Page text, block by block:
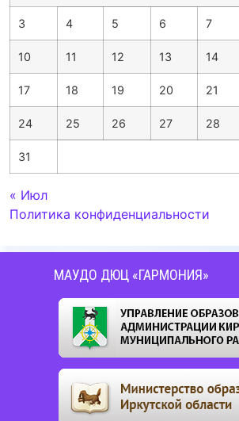
3 4 5 6 7
10 11 12 13 14
17 18 19 20 21
24 25 26 27 28
31
« Июл
Политика конфиденциальности
МАУДО ДЮЦ «ГАРМОНИЯ»